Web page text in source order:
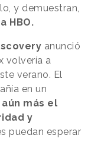
y demuestran,
HBO.
anunció
volvería a
verano. El
en un
más el
y
puedan esperar